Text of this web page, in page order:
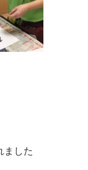
ました